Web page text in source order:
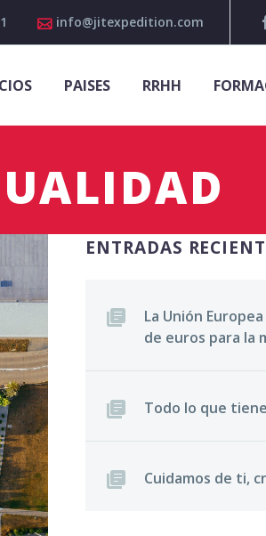
info@jitexpedition.com
PAISES RRHH
ENTRADAS
La Unión
de euros para la
Todo lo que
Cuidamos de ti,